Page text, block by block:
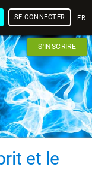
SE CONNECTER
S'INSCRIRE
et le